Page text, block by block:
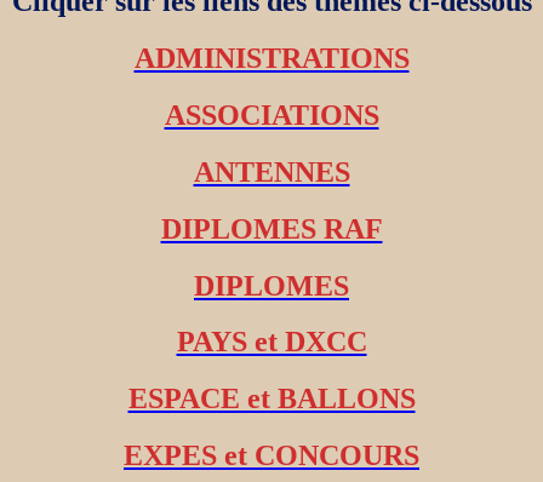
ADMINISTRATIONS
ASSOCIATIONS
ANTENNES
DIPLOMES RAF
DIPLOMES
PAYS et DXCC
ESPACE et BALLONS
EXPES et CONCOURS